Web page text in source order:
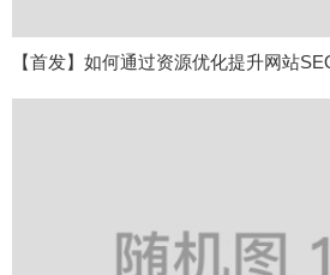
【首发】如何通过资源优化提升网站